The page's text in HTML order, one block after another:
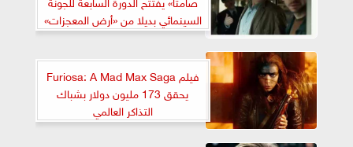
السينمائي بديلا من «أرض المعجزات»
فيلم Furiosa: A Mad Max Saga
يحقق 173 مليون دولار بشباك
التذاكر العالمي